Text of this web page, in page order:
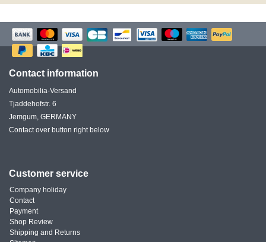
Contact information
Automobilia-Versand
Tjaddehofstr. 6
Jemgum, GERMANY
Contact over button right below
Customer service
Company holiday
Contact
Payment
Shop Review
Shipping and Returns